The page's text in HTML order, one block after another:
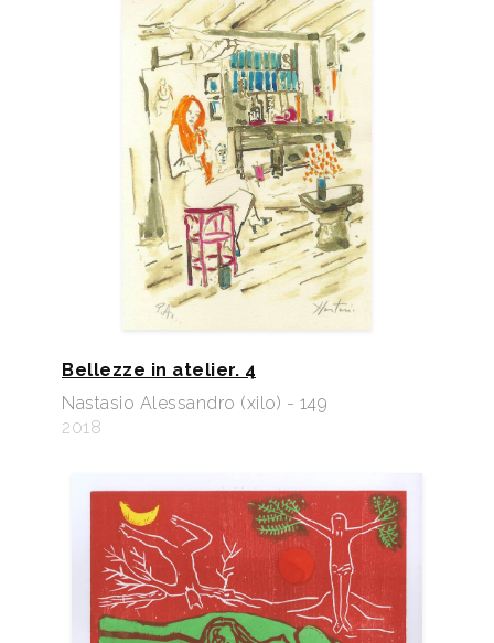
Bellezze in atelier. 4
Nastasio Alessandro (xilo) - 149
2018